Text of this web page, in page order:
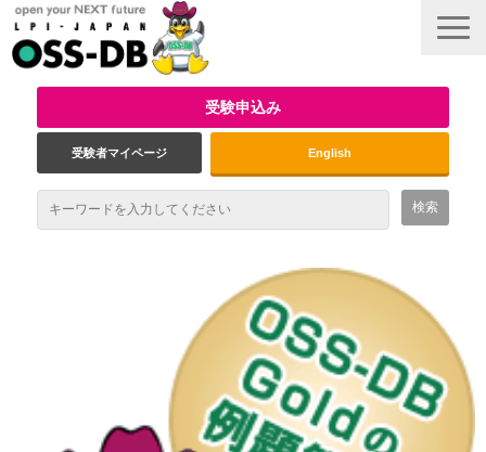
受験申込み
受験者マイページ English
試験概要
資格取得のメリット
受験対策
インタビュー